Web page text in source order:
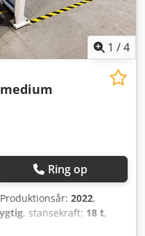
1 /4
Ring op
2022,
, stansekraft: 18 t,
X-akse: